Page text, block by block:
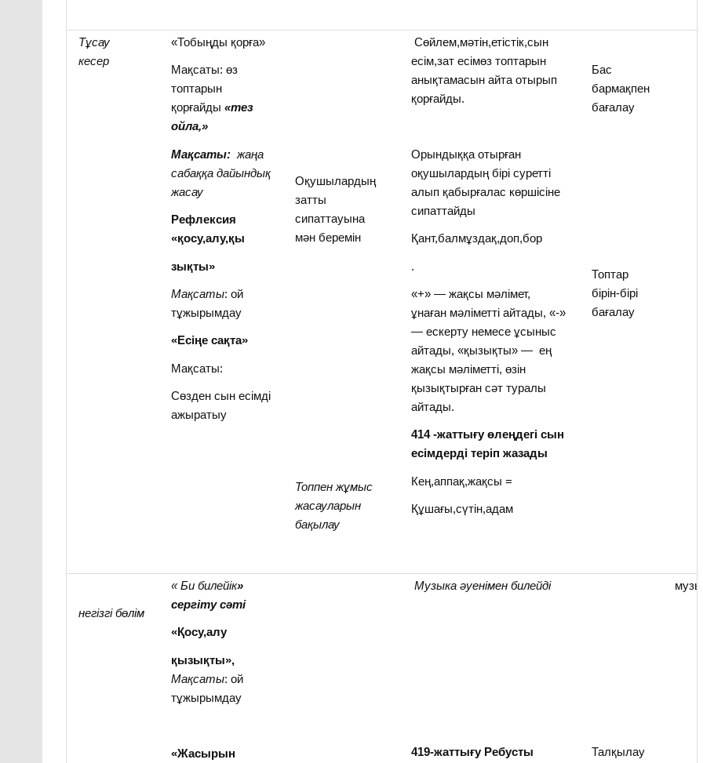
Тұсау
кесер
«Тобыңды қорға»
Мақсаты: өз
топтарын
қорғайды «тез
ойла,»
Мақсаты: жаңа
сабаққа дайындық
жасау
Рефлексия
«қосу,алу,қы
зықты»
Мақсаты: ой
тұжырымдау
«Есіңе сақта»
Мақсаты:
Сөзден сын есімді
ажыратыу
Оқушылардың
затты
сипаттауына
мән беремін
Топпен жұмыс
жасауларын
бақылау
Сөйлем,мәтін,етістік,сын
есім,зат есімөз топтарын
анықтамасын айта отырып
қорғайды.
Орындыққа отырған
оқушылардың бірі суретті
алып қабырғалас көршісіне
сипаттайды
Қант,балмұздақ,доп,бор
.
«+» — жақсы мәлімет,
ұнаған мәліметті айтады, «-»
— ескерту немесе ұсыныс
айтады, «қызықты» — ең
жақсы мәліметті, өзін
қызықтырған сәт туралы
айтады.
414 -жаттығу өлеңдегі сын
есімдерді теріп жазады
Кең,аппақ,жақсы =
Құшағы,сүтін,адам
Бас
бармақпен
бағалау
Топтар
бірін-бірі
бағалау
негізгі бөлім
« Би билейік»
сергіту сәті
«Қосу,алу
қызықты»,
Мақсаты: ой
тұжырымдау
«Жасырын
Музыка әуенімен билейді
419-жаттығу Ребусты
Талқылау